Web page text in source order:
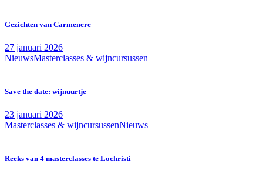
Gezichten van Carmenere
27 januari 2026
NieuwsMasterclasses & wijncursussen
Save the date: wijnuurtje
23 januari 2026
Masterclasses & wijncursussenNieuws
Reeks van 4 masterclasses te Lochristi